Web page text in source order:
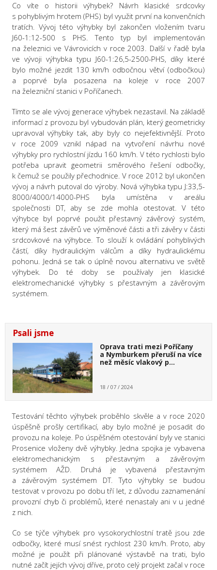
Co víte o historii výhybek? Návrh klasické srdcovky
s pohyblivým hrotem (PHS) byl využit první na konvenčních
tratích. Vývoj této výhybky byl zakončen vložením tvaru
J60-1:12-500 s PHS. Tento typ byl implementován
na železnici ve Vávrovicích v roce 2003. Další v řadě byla
ve vývoji výhybka typu J60-1:26,5-2500-PHS, díky které
bylo možné jezdit 130 km/h odbočnou větví (odbočkou)
a poprvé byla posazena na koleje v roce 2007
na železniční stanici v Poříčanech.
Tímto se ale vývoj generace výhybek nezastavil. Na základě
informací z provozu byl vybudován plán, který geometricky
upravoval výhybky tak, aby byly co nejefektivnější. Proto
v roce 2009 vznikl nápad na vytvoření návrhu nové
výhybky pro rychlostní jízdu 160 km/h. V této rychlosti bylo
potřeba upravit geometrii směrového řešení odbočky,
k čemuž se použily přechodnice. V roce 2012 byl ukončen
vývoj a návrh putoval do výroby. Nová výhybka typu J:33,5-
8000/4000/14000-PHS byla umístěna v areálu
společnosti DT, aby se zde mohla otestovat. V této
výhybce byl poprvé použit přestavný závěrový systém,
který má šest závěrů ve výměnové části a tři závěry v části
srdcovkové na výhybce. To slouží k ovládání pohyblivých
částí, díky hydraulickým válcům a díky hydraulickému
pohonu. Jedná se tak o úplně novou alternativu ve světě
výhybek. Do té doby se používaly jen klasické
elektromechanické výhybky s přestavným a závěrovým
systémem.
Psali jsme
Oprava trati mezi Poříčany
a Nymburkem přeruší na více
než měsíc vlakový p…
18 / 07 / 2024
Testování těchto výhybek proběhlo skvěle a v roce 2020
úspěšně prošly certifikací, aby bylo možné je posadit do
provozu na koleje. Po úspěšném otestování byly ve stanici
Prosenice vloženy dvě výhybky. Jedna spojka je vybavena
elektromechanickým s přestavným a závěrovým
systémem AŽD. Druhá je vybavená přestavným
a závěrovým systémem DT. Tyto výhybky se budou
testovat v provozu po dobu tří let, z důvodu zaznamenání
provozní chyb či problémů, které nenastaly ani v u jedné
z nich.
Co se týče výhybek pro vysokorychlostní tratě jsou zde
odbočky, které musí snést rychlost 230 km/h. Proto, aby
možné je použít při plánované výstavbě na trati, bylo
nutné začít jejích vývoj dříve, proto celý projekt začal v roce